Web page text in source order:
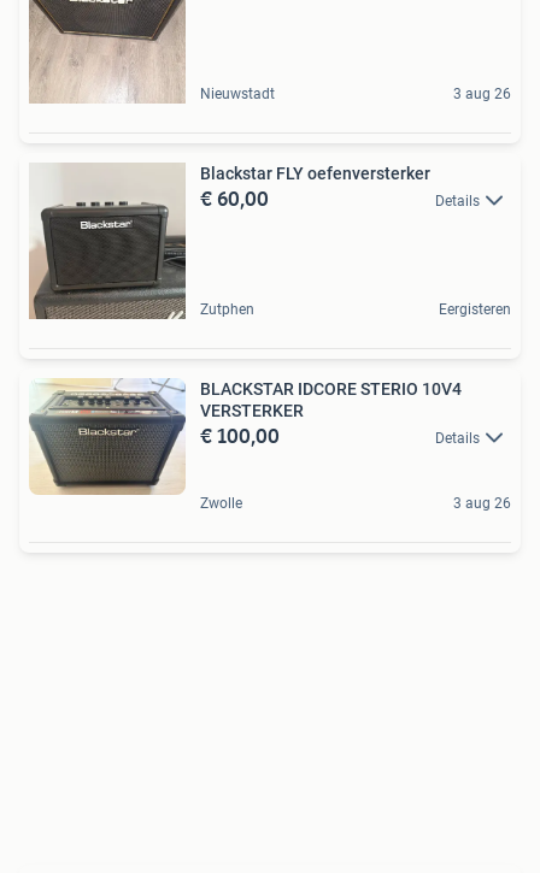
Nieuwstadt 3 aug 26
Blackstar FLY oefenversterker
€ 60,00 Details
Zutphen Eergisteren
BLACKSTAR IDCORE STERIO 10V4
VERSTERKER
€ 100,00 Details
Zwolle 3 aug 26